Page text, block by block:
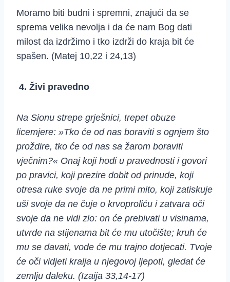
Moramo biti budni i spremni, znajući da se
sprema velika nevolja i da će nam Bog dati
milost da izdržimo i tko izdrži do kraja bit će
spašen. (Matej 10,22 i 24,13)
4. Živi pravedno
Na Sionu strepe grješnici, trepet obuze
licemjere: »Tko će od nas boraviti s ognjem što
proždire, tko će od nas sa žarom boraviti
vječnim?« Onaj koji hodi u pravednosti i govori
po pravici, koji prezire dobit od prinude, koji
otresa ruke svoje da ne primi mito, koji zatiskuje
uši svoje da ne čuje o krvoproliću i zatvara oči
svoje da ne vidi zlo: on će prebivati u visinama,
utvrde na stijenama bit će mu utočište; kruh će
mu se davati, vode će mu trajno dotjecati. Tvoje
će oči vidjeti kralja u njegovoj ljepoti, gledat će
zemlju daleku. (Izaija 33,14-17)